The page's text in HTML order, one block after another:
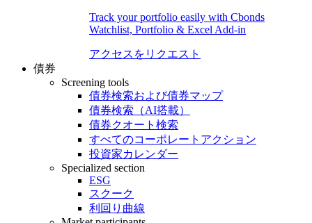
Track your portfolio easily with Cbonds
Watchlist, Portfolio & Excel Add-in
アクセスをリクエスト
債券
Screening tools
債券検索および債券マップ
債券検索（AI搭載）
債券クオート検索
すべてのコーポレートアクション
投資家カレンダー
Specialized section
ESG
スクーク
利回り曲線